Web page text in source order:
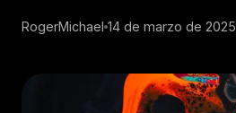
RogerMichael 14 de marzo de 2025